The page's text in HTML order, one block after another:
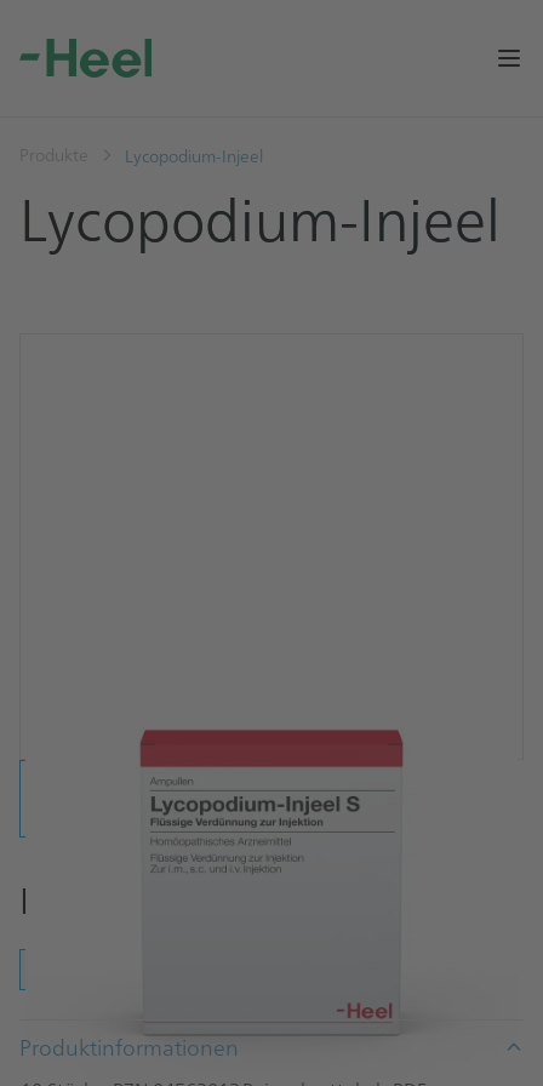
Produkte Lycopodium-Injeel
Lycopodium-Injeel
Lycopodium-Injeel Ampullen
Produktinformationen